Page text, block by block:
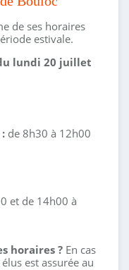
de ses horaires
estivale.
lundi 20 juillet
de 8h30 à 12h00
et de 14h00 à
horaires ? En cas
est assurée au